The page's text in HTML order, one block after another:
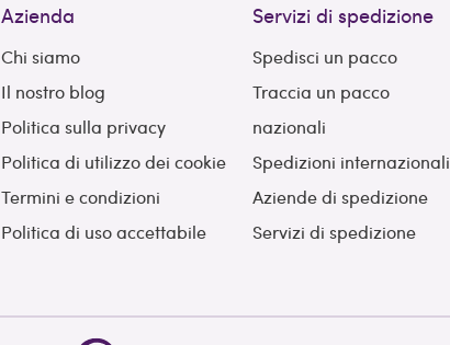
Azienda
Chi siamo
Il nostro blog
Politica sulla privacy
Politica di utilizzo dei cookie
Termini e condizioni
Politica di uso accettabile
Servizi di spedizione
Spedisci un pacco
Traccia un pacco
nazionali
Spedizioni internazionali
Aziende di spedizione
Servizi di spedizione